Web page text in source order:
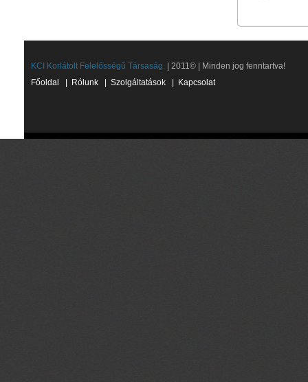
KCI Korlátolt Felelősségű Társaság. | 2011© | Minden jog fenntartva!
Főoldal
Rólunk Szolgáltatások Kapcsolat